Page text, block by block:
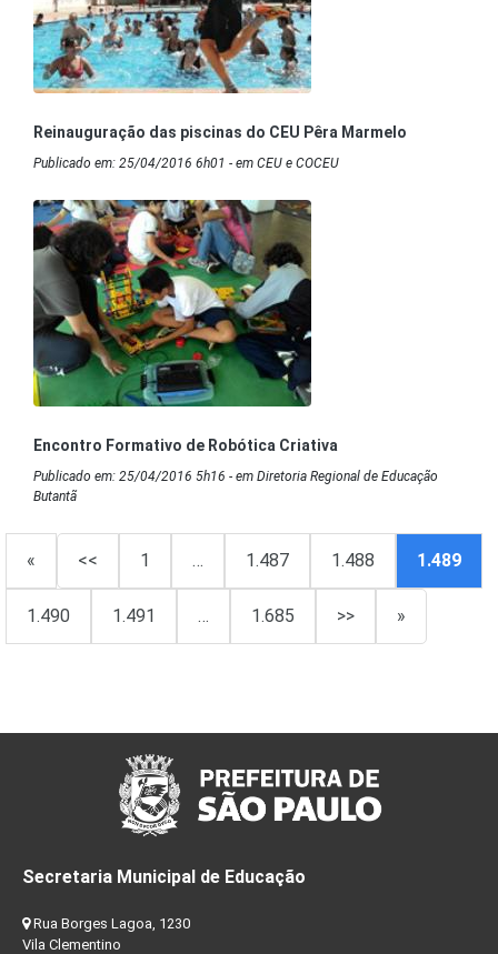
Reinauguração das piscinas do CEU Pêra Marmelo
Publicado em: 25/04/2016 6h01 - em CEU e COCEU
Encontro Formativo de Robótica Criativa
Publicado em: 25/04/2016 5h16 - em Diretoria Regional de Educação
Butantã
« << 1 … 1.487 1.488 1.489
1.490 1.491 … 1.685 >> »
Secretaria Municipal de Educação
Rua Borges Lagoa, 1230
Vila Clementino